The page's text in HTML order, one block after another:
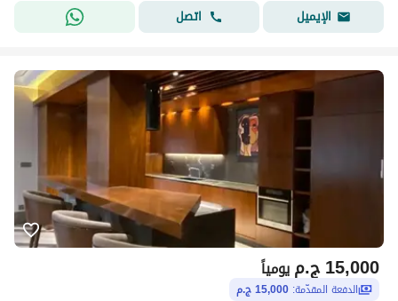
الإيميل
اتصل
ج.م15,000 يومياً
الدفعة المقدّمة: 15,000 ج.م